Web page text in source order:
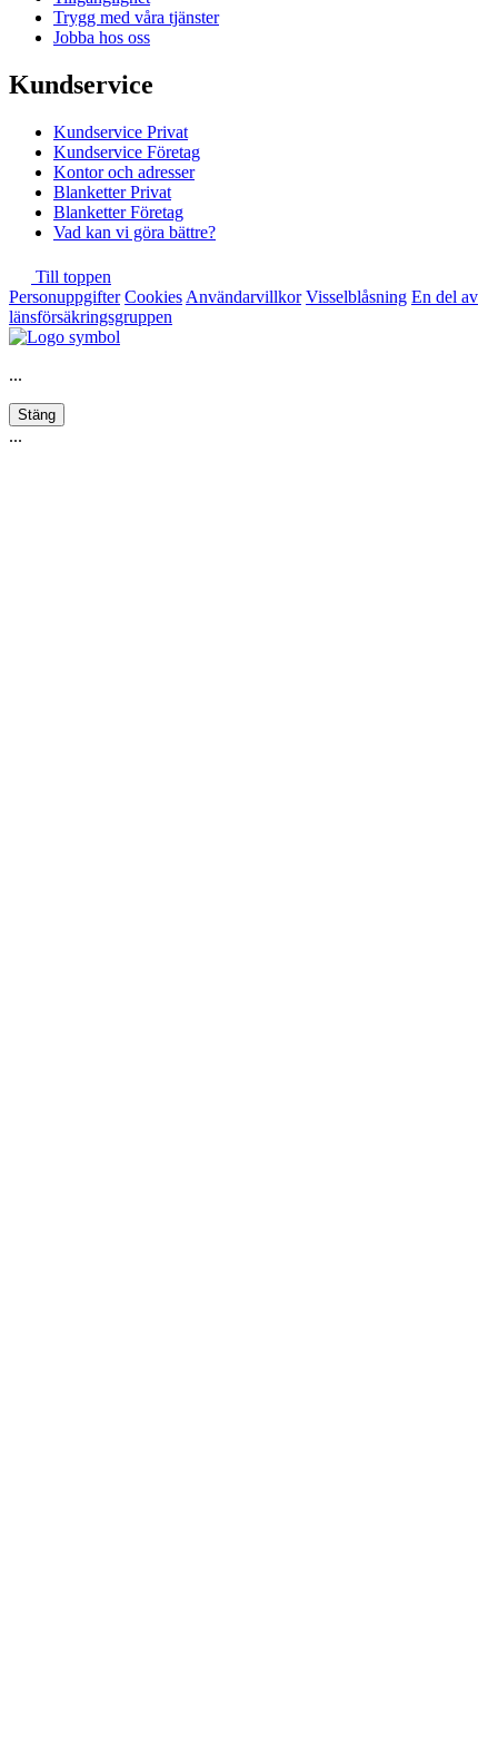
Trygg med våra tjänster
Jobba hos oss
Kundservice
Kundservice Privat
Kundservice Företag
Kontor och adresser
Blanketter Privat
Blanketter Företag
Vad kan vi göra bättre?
Till toppen
Personuppgifter Cookies Användarvillkor Visselblåsning En del av
länsförsäkringsgruppen
...
Stäng
...